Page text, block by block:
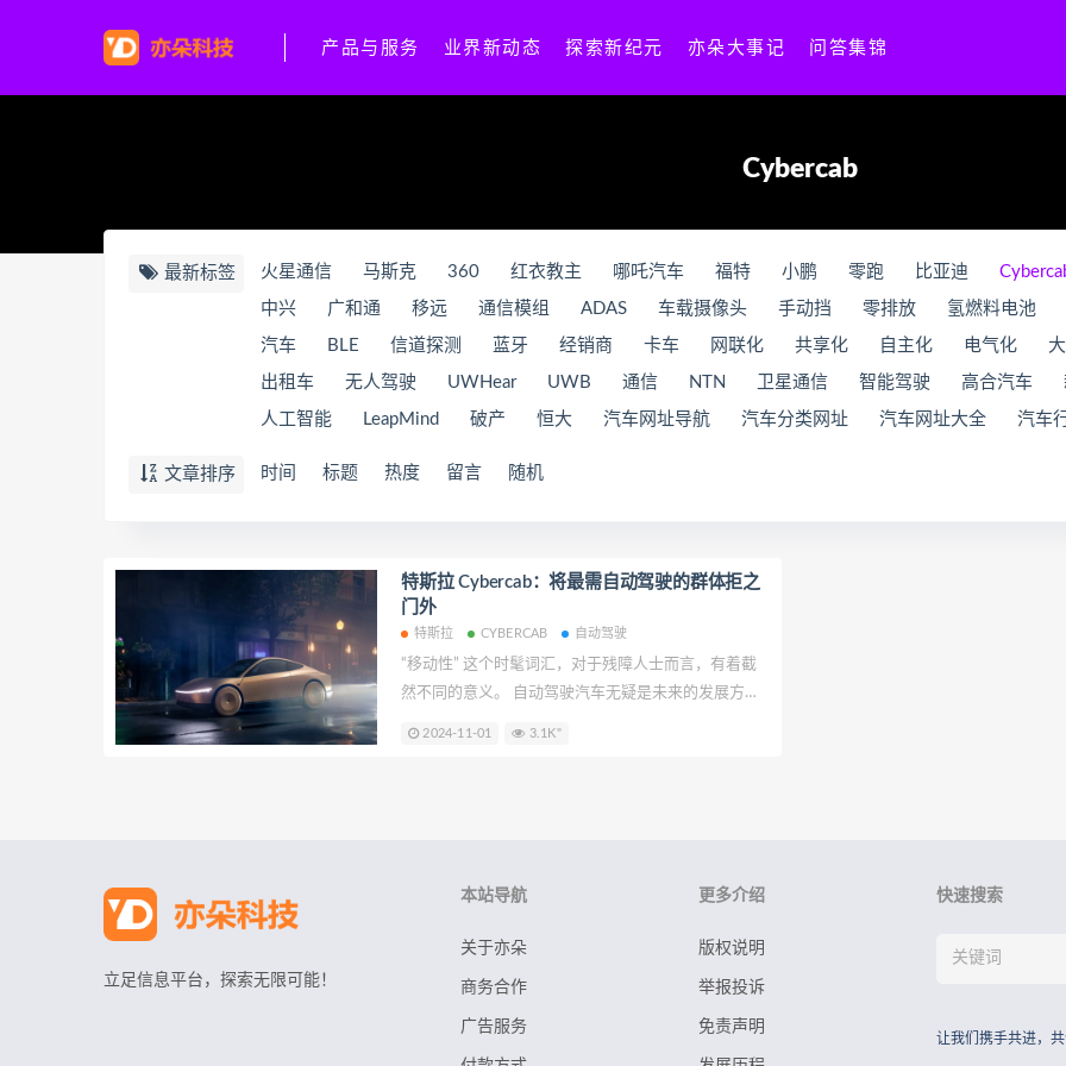
产品与服务 业界新动态 探索新纪元 亦朵大事记 问答集锦
Cybercab
最新标签 火星通信 马斯克 360 红衣教主 哪吒汽车 福特 小鹏 零跑 比亚迪
中兴 广和通 移远 通信模组 ADAS 车载摄像头 手动挡 零排放 氢燃料电池
汽车 BLE 信道探测 蓝牙 经销商 卡车 网联化 共享化 自主化 电气化
出租车 无人驾驶 UWHear UWB 通信 NTN 卫星通信 智能驾驶 高合汽车
人工智能 LeapMind 破产 恒大 汽车网址导航 汽车分类网址 汽车网址大全 汽车
文章排序 时间 标题 热度 留言 随机
特斯拉 Cybercab：将最需自动驾驶的群体拒之
门外
特斯拉 CYBERCAB 自动驾驶
“移动性” 这个时髦词汇，对于残障人士而言，有着截
然不同的意义。 自动驾驶汽车无疑是未来的发展方
2024-11-01 3.1K"
立足信息平台，探索无限可能！
本站导航
关于亦朵
商务合作
广告服务
更多介绍
版权说明
举报投诉
免责声明
快速搜索
让我们携手共进，